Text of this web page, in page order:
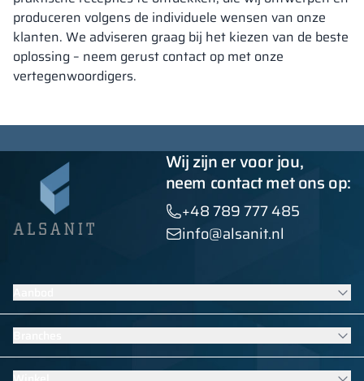
produceren volgens de individuele wensen van onze
klanten. We adviseren graag bij het kiezen van de beste
oplossing – neem gerust contact op met onze
vertegenwoordigers.
Wij zijn er voor jou,
neem contact met ons op:
+48 789 777 485
info@alsanit.nl
Lockers
Sanitaire wanden
Contractmeubilair
Meubilair voor scholen en kinderdagverblijven